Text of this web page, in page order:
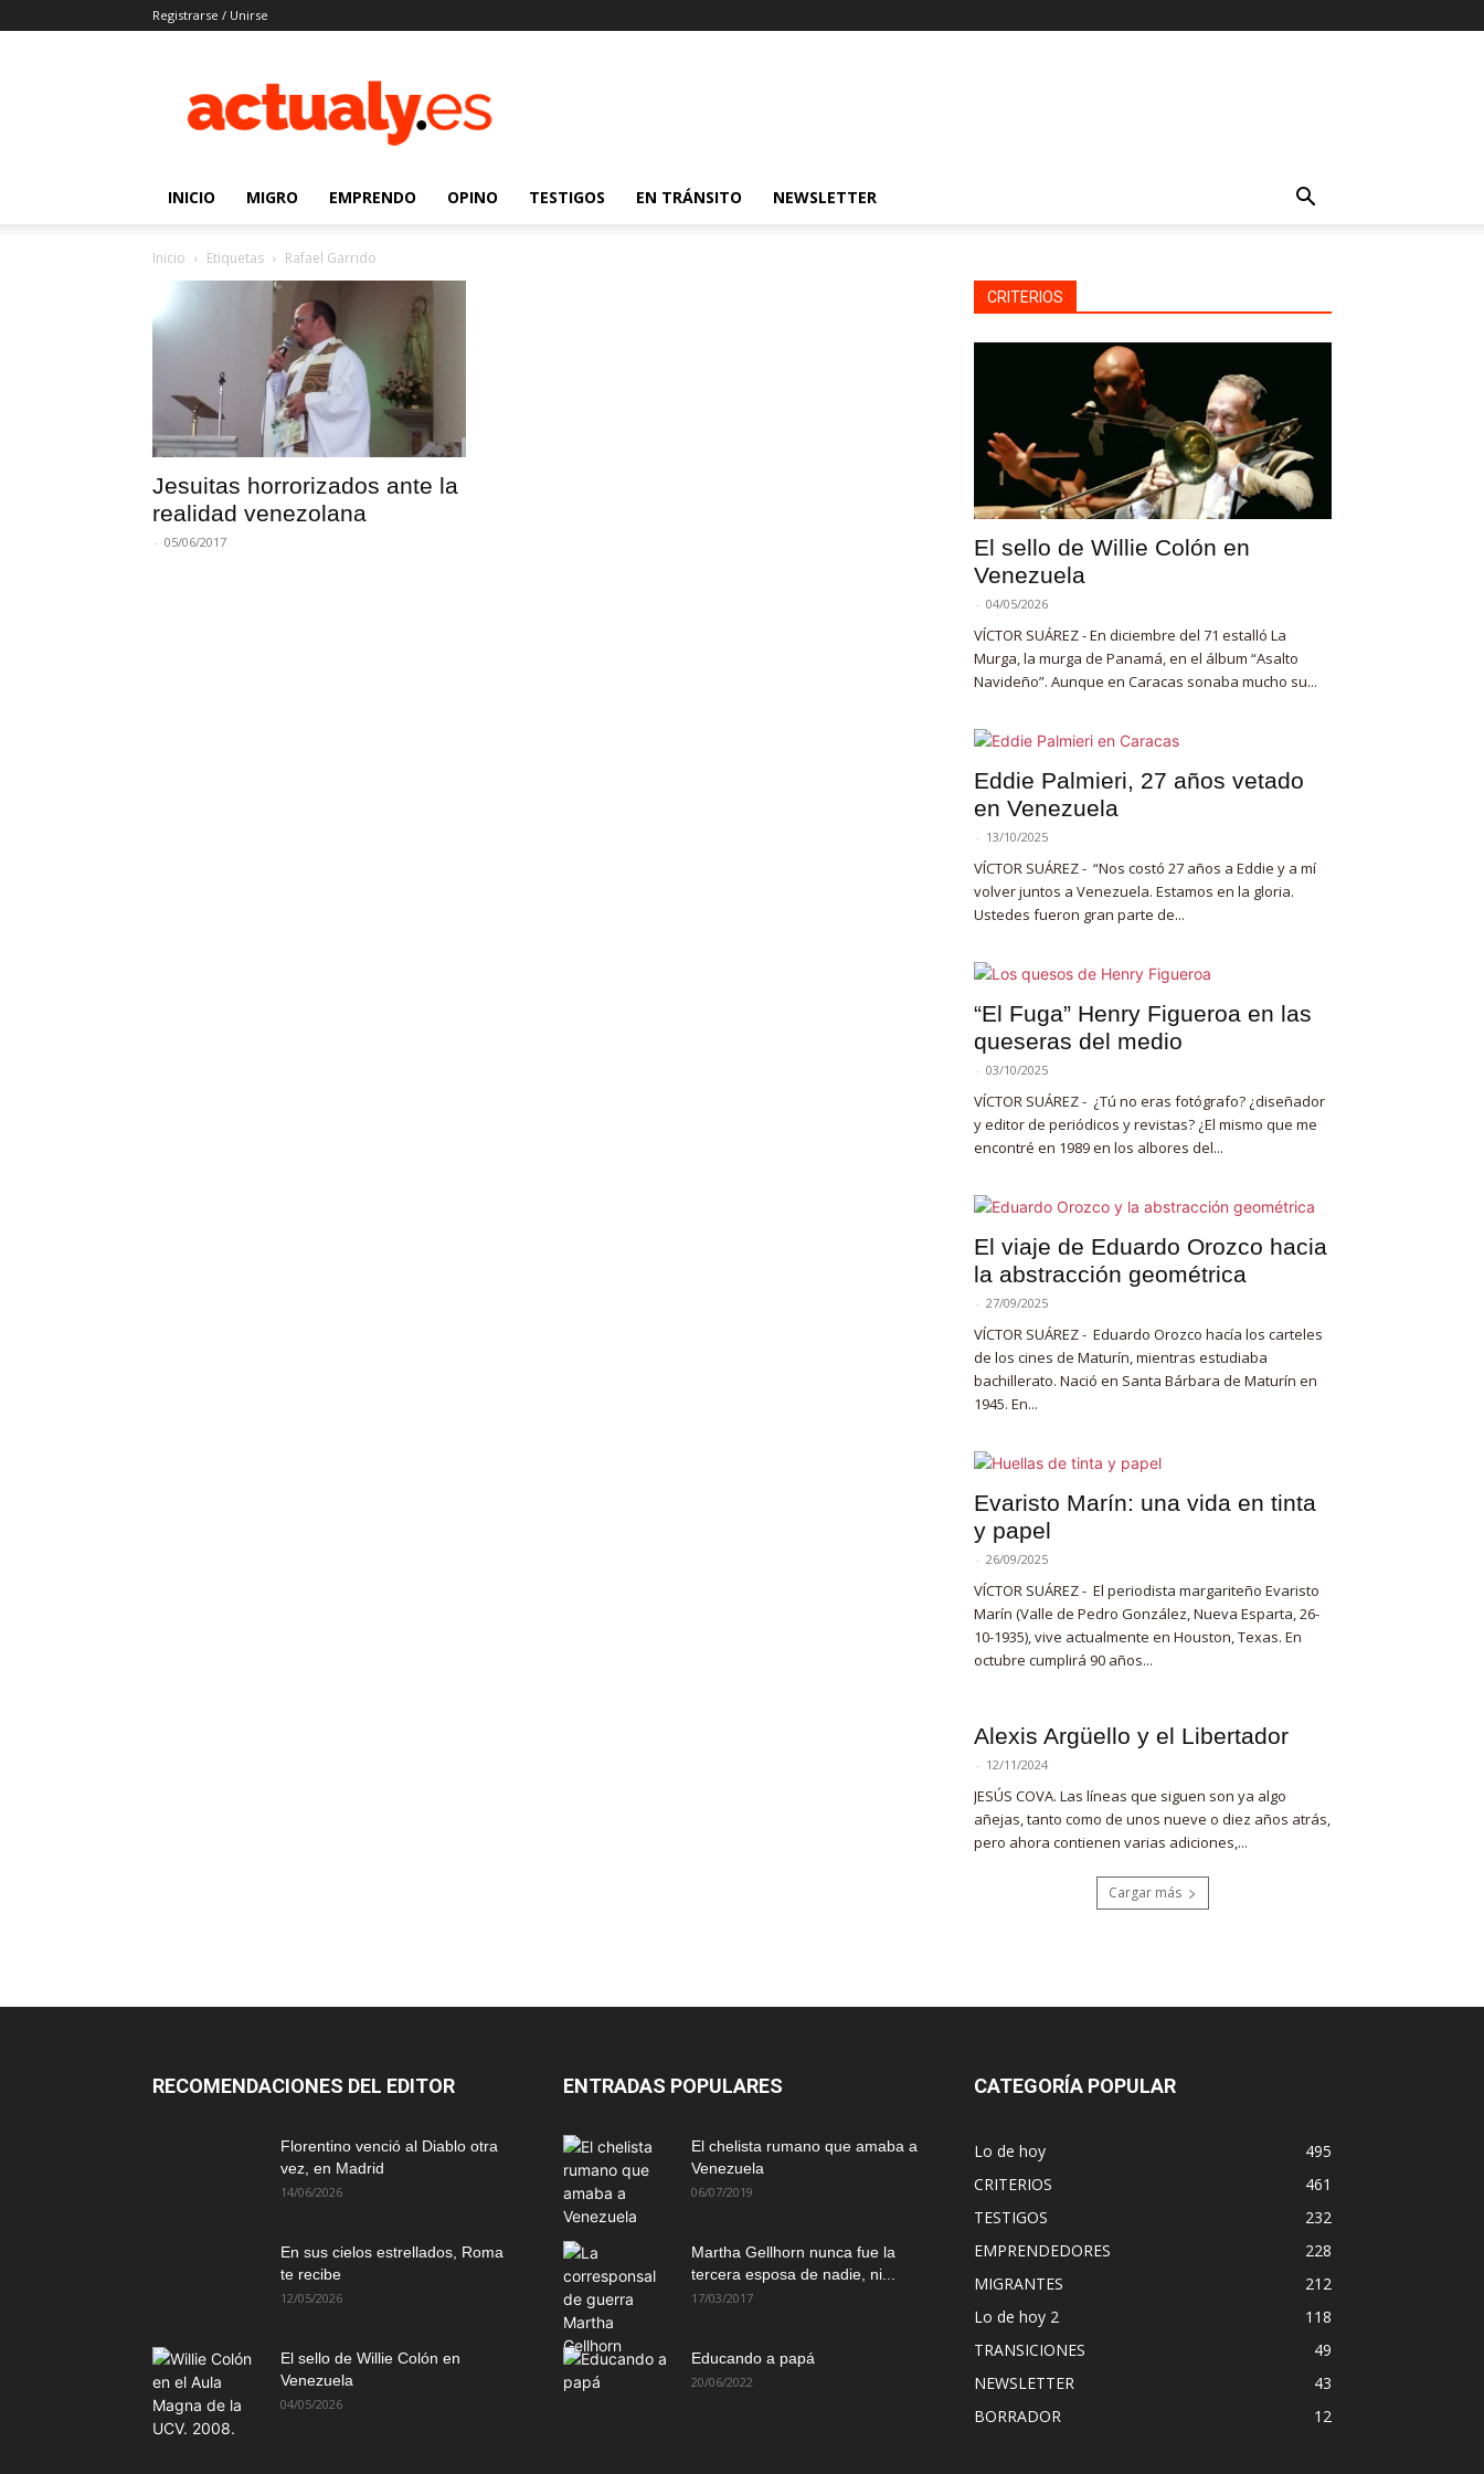
Registrarse / Unirse
|
Noticias
venezolanos
INICIO MIGRO EMPRENDO OPINO TESTIGOS EN TRÁNSITO NEWSLETTER
Inicio Etiquetas Rafael Garrido
Jesuitas horrorizados ante la
realidad venezolana
- 05/06/2017
CRITERIOS
El sello de Willie Colón en
Venezuela
- 04/05/2026
VÍCTOR SUÁREZ - En diciembre del 71 estalló La
Murga, la murga de Panamá, en el álbum “Asalto
Navideño”. Aunque en Caracas sonaba mucho su...
Eddie Palmieri, 27 años vetado
en Venezuela
- 13/10/2025
VÍCTOR SUÁREZ - “Nos costó 27 años a Eddie y a mí
volver juntos a Venezuela. Estamos en la gloria.
Ustedes fueron gran parte de...
“El Fuga” Henry Figueroa en las
queseras del medio
- 03/10/2025
VÍCTOR SUÁREZ - ¿Tú no eras fotógrafo? ¿diseñador
y editor de periódicos y revistas? ¿El mismo que me
encontré en 1989 en los albores del...
El viaje de Eduardo Orozco hacia
la abstracción geométrica
- 27/09/2025
VÍCTOR SUÁREZ - Eduardo Orozco hacía los carteles
de los cines de Maturín, mientras estudiaba
bachillerato. Nació en Santa Bárbara de Maturín en
1945. En...
Evaristo Marín: una vida en tinta
y papel
- 26/09/2025
VÍCTOR SUÁREZ - El periodista margariteño Evaristo
Marín (Valle de Pedro González, Nueva Esparta, 26-
10-1935), vive actualmente en Houston, Texas. En
octubre cumplirá 90 años...
Alexis Argüello y el Libertador
- 12/11/2024
JESÚS COVA. Las líneas que siguen son ya algo
añejas, tanto como de unos nueve o diez años atrás,
pero ahora contienen varias adiciones,...
Cargar más
RECOMENDACIONES DEL EDITOR
Florentino venció al Diablo otra
vez, en Madrid
14/06/2026
En sus cielos estrellados, Roma
te recibe
12/05/2026
El sello de Willie Colón en
Venezuela
04/05/2026
ENTRADAS POPULARES
El chelista rumano que amaba a
Venezuela
06/07/2019
Martha Gellhorn nunca fue la
tercera esposa de nadie, ni...
17/03/2017
Educando a papá
20/06/2022
CATEGORÍA POPULAR
Lo de hoy
495
CRITERIOS
461
TESTIGOS
232
EMPRENDEDORES
228
MIGRANTES
212
Lo de hoy 2
118
TRANSICIONES
49
NEWSLETTER
43
BORRADOR
12